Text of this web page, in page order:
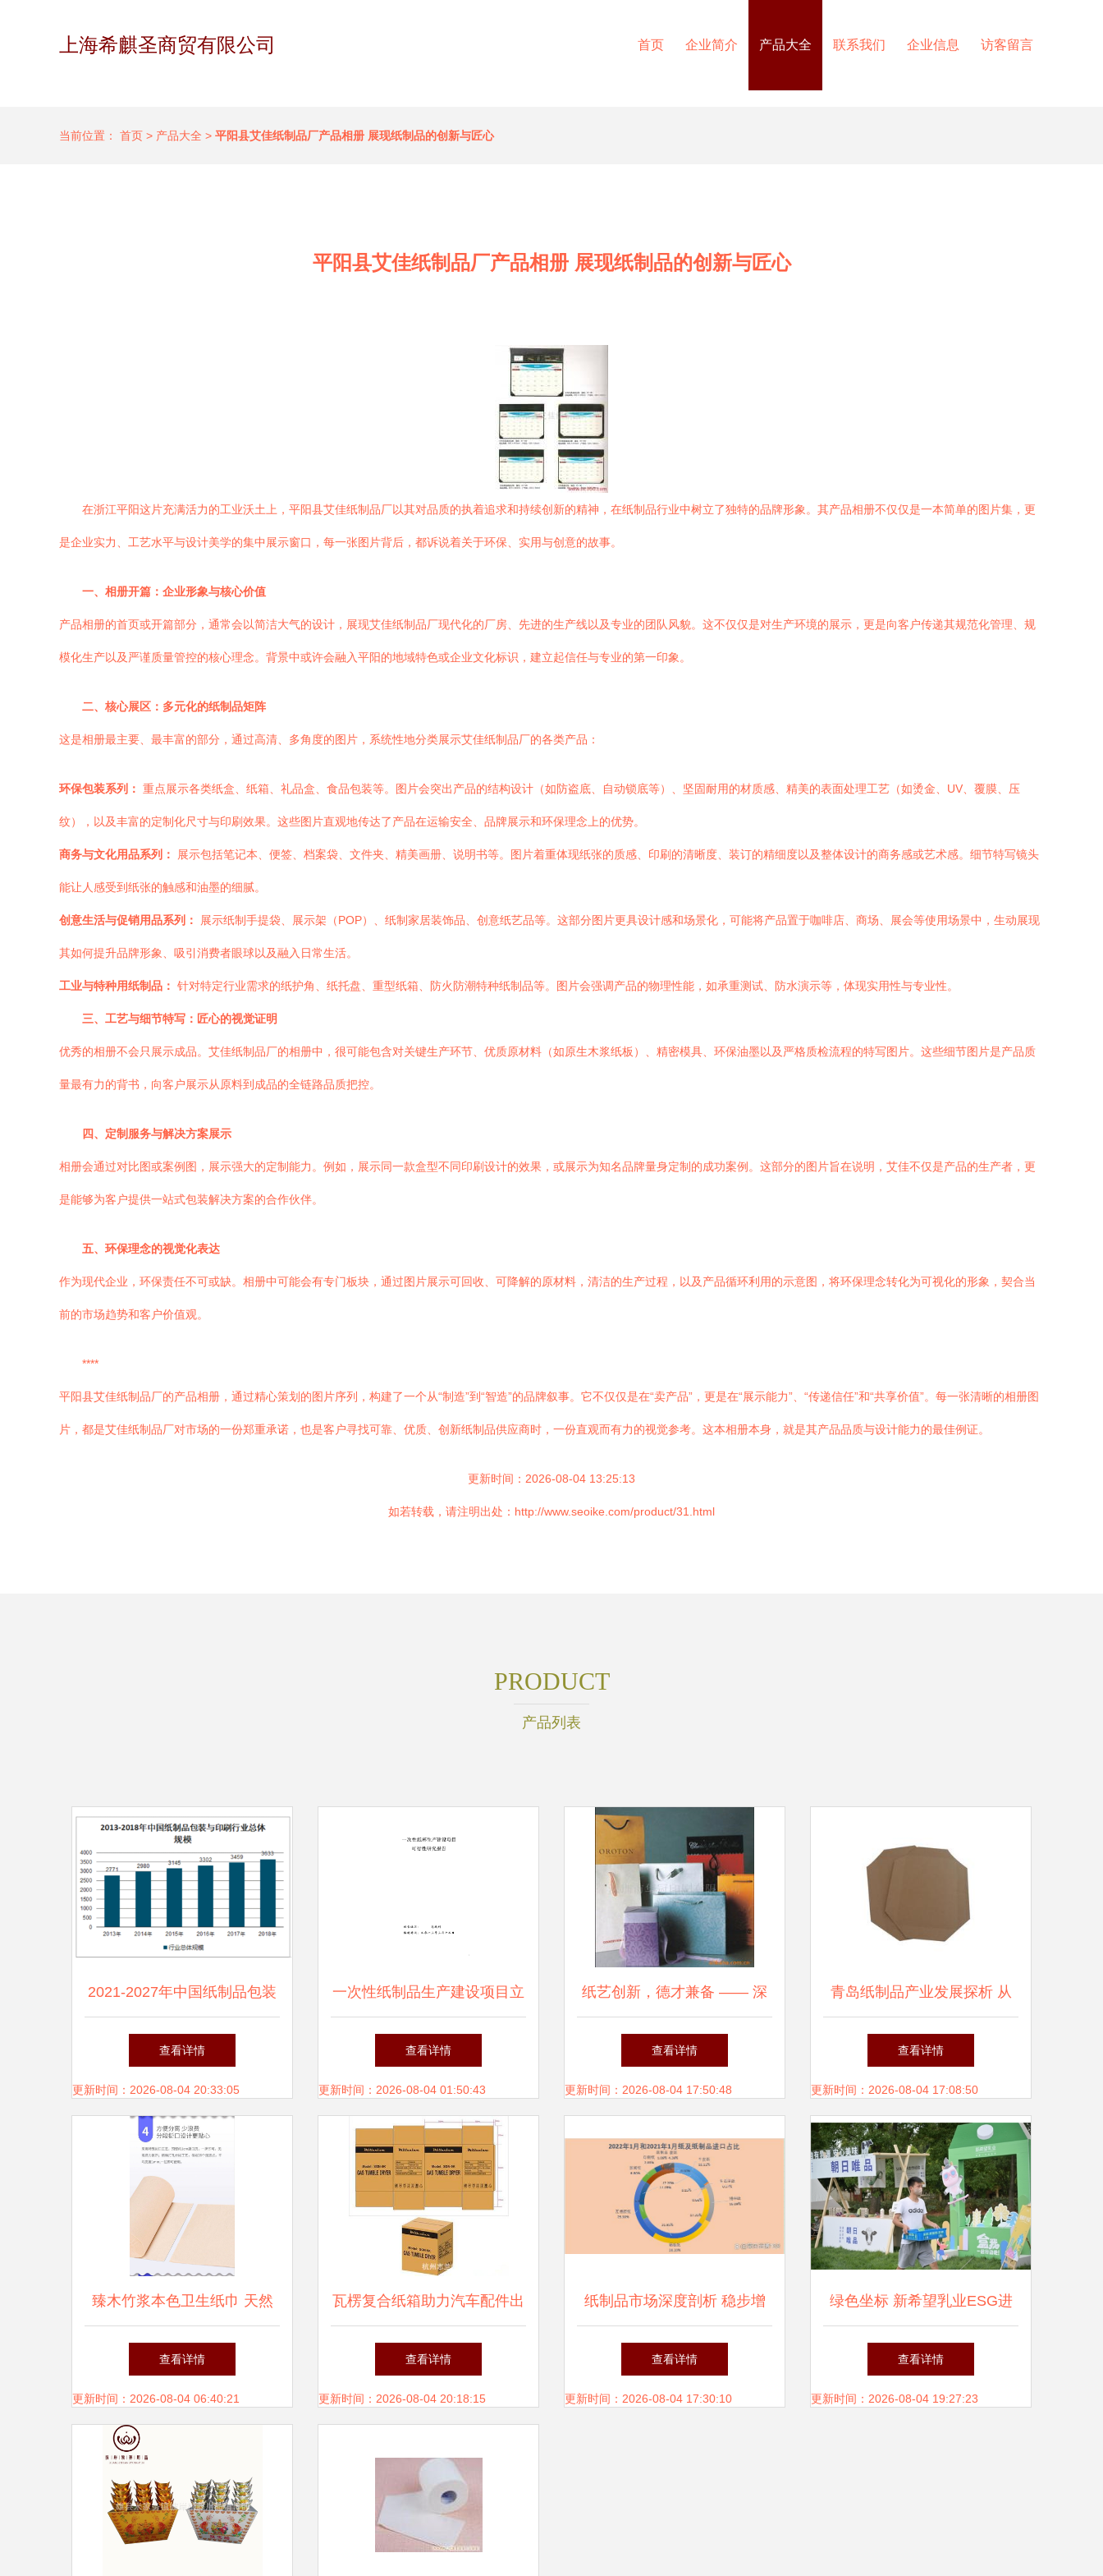
上海希麒圣商贸有限公司 首页 企业简介 产品大全 联系我们 企业信息 访客留言
当前位置： 首页 > 产品大全 > 平阳县艾佳纸制品厂产品相册 展现纸制品的创新与匠心
平阳县艾佳纸制品厂产品相册 展现纸制品的创新与匠心
在浙江平阳这片充满活力的工业沃土上，平阳县艾佳纸制品厂以其对品质的执着追求和持续创新的精神，在纸制品行业中树立了独特的品牌形象。其产品相册不仅仅是一本简单的图片集，更
是企业实力、工艺水平与设计美学的集中展示窗口，每一张图片背后，都诉说着关于环保、实用与创意的故事。
一、相册开篇：企业形象与核心价值
产品相册的首页或开篇部分，通常会以简洁大气的设计，展现艾佳纸制品厂现代化的厂房、先进的生产线以及专业的团队风貌。这不仅仅是对生产环境的展示，更是向客户传递其规范化管理、规
模化生产以及严谨质量管控的核心理念。背景中或许会融入平阳的地域特色或企业文化标识，建立起信任与专业的第一印象。
二、核心展区：多元化的纸制品矩阵
这是相册最主要、最丰富的部分，通过高清、多角度的图片，系统性地分类展示艾佳纸制品厂的各类产品：
环保包装系列： 重点展示各类纸盒、纸箱、礼品盒、食品包装等。图片会突出产品的结构设计（如防盗底、自动锁底等）、坚固耐用的材质感、精美的表面处理工艺（如烫金、UV、覆膜、压
纹），以及丰富的定制化尺寸与印刷效果。这些图片直观地传达了产品在运输安全、品牌展示和环保理念上的优势。
商务与文化用品系列： 展示包括笔记本、便签、档案袋、文件夹、精美画册、说明书等。图片着重体现纸张的质感、印刷的清晰度、装订的精细度以及整体设计的商务感或艺术感。细节特写镜头
能让人感受到纸张的触感和油墨的细腻。
创意生活与促销用品系列： 展示纸制手提袋、展示架（POP）、纸制家居装饰品、创意纸艺品等。这部分图片更具设计感和场景化，可能将产品置于咖啡店、商场、展会等使用场景中，生动展现
其如何提升品牌形象、吸引消费者眼球以及融入日常生活。
工业与特种用纸制品： 针对特定行业需求的纸护角、纸托盘、重型纸箱、防火防潮特种纸制品等。图片会强调产品的物理性能，如承重测试、防水演示等，体现实用性与专业性。
三、工艺与细节特写：匠心的视觉证明
优秀的相册不会只展示成品。艾佳纸制品厂的相册中，很可能包含对关键生产环节、优质原材料（如原生木浆纸板）、精密模具、环保油墨以及严格质检流程的特写图片。这些细节图片是产品质
量最有力的背书，向客户展示从原料到成品的全链路品质把控。
四、定制服务与解决方案展示
相册会通过对比图或案例图，展示强大的定制能力。例如，展示同一款盒型不同印刷设计的效果，或展示为知名品牌量身定制的成功案例。这部分的图片旨在说明，艾佳不仅是产品的生产者，更
是能够为客户提供一站式包装解决方案的合作伙伴。
五、环保理念的视觉化表达
作为现代企业，环保责任不可或缺。相册中可能会有专门板块，通过图片展示可回收、可降解的原材料，清洁的生产过程，以及产品循环利用的示意图，将环保理念转化为可视化的形象，契合当
前的市场趋势和客户价值观。
****
平阳县艾佳纸制品厂的产品相册，通过精心策划的图片序列，构建了一个从“制造”到“智造”的品牌叙事。它不仅仅是在“卖产品”，更是在“展示能力”、“传递信任”和“共享价值”。每一张清晰的相册图
片，都是艾佳纸制品厂对市场的一份郑重承诺，也是客户寻找可靠、优质、创新纸制品供应商时，一份直观而有力的视觉参考。这本相册本身，就是其产品品质与设计能力的最佳例证。
更新时间：2026-08-04 13:25:13
如若转载，请注明出处：http://www.seoike.com/product/31.html
PRODUCT
产品列表
2021-2027年中国纸制品包装
与印刷市场深度研究与投资战
略研究报告
查看详情
更新时间：2026-08-04 20:33:05
一次性纸制品生产建设项目立
项可行性论证报告
查看详情
更新时间：2026-08-04 01:50:43
纸艺创新，德才兼备 —— 深
圳市德才纸制品有限公司的发
展之路
查看详情
更新时间：2026-08-04 17:50:48
青岛纸制品产业发展探析 从
生产到批发的行业全景
查看详情
更新时间：2026-08-04 17:08:50
臻木竹浆本色卫生纸巾 天然
环保的家用卷纸选择
查看详情
更新时间：2026-08-04 06:40:21
瓦楞复合纸箱助力汽车配件出
口 杭州志兰纸制品引领行业
新标准
查看详情
更新时间：2026-08-04 20:18:15
纸制品市场深度剖析 稳步增
长与绿色转型下的全球概况
查看详情
更新时间：2026-08-04 17:30:10
绿色坐标 新希望乳业ESG进
阶之路诠释永续经营法则
查看详情
更新时间：2026-08-04 19:27:23